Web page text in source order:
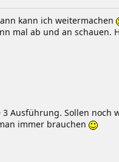
kann ich weitermachen
mal ab und an schauen.
Ausführung. Sollen noch
immer brauchen